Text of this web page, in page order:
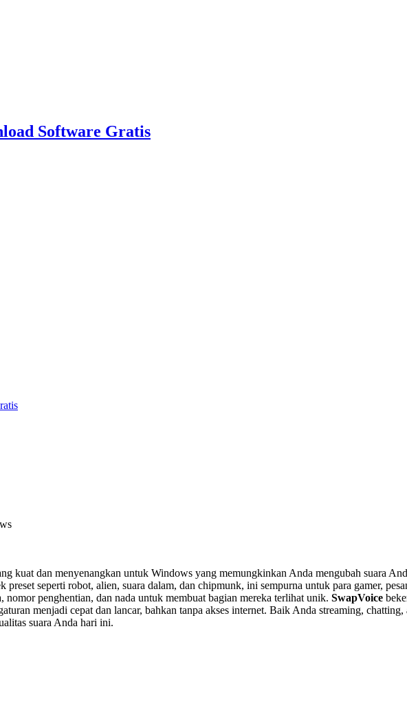
Software Gratis
kuat dan menyenangkan untuk Windows yang memungkinkan Anda mengubah suara
seperti robot, alien, suara dalam, dan chipmunk, ini sempurna untuk para gamer,
nomor penghentian, dan nada untuk membuat bagian mereka terlihat unik. SwapVoice
menjadi cepat dan lancar, bahkan tanpa akses internet. Baik Anda streaming, chatting,
suara Anda hari ini.